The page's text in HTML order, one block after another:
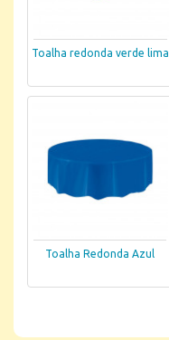
Toalha redonda verde lima
Toalha Redonda Azul